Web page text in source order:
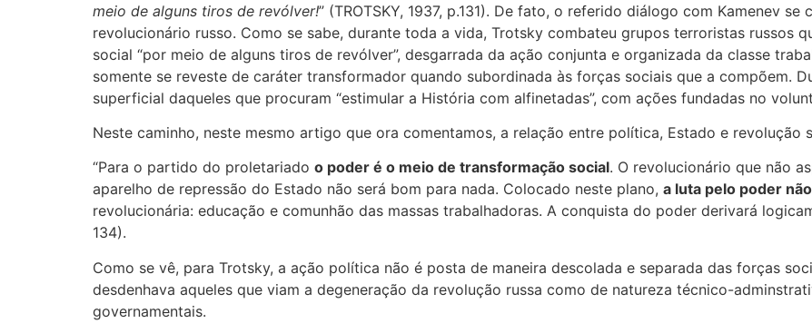
meio de alguns tiros de revólver!” (TROTSKY, 1937, p.131). De fato, o referido diálogo com Kamenev
revolucionário russo. Como se sabe, durante toda a vida, Trotsky combateu grupos terroristas russos
social “por meio de alguns tiros de revólver”, desgarrada da ação conjunta e organizada da classe
somente se reveste de caráter transformador quando subordinada às forças sociais que a compõem.
superficial daqueles que procuram “estimular a História com alfinetadas”, com ações fundadas no
Neste caminho, neste mesmo artigo que ora comentamos, a relação entre política, Estado e revolução
“Para o partido do proletariado o poder é o meio de transformação social. O revolucionário que não
aparelho de repressão do Estado não será bom para nada. Colocado neste plano, a luta pelo poder
revolucionária: educação e comunhão das massas trabalhadoras. A conquista do poder derivará
134).
Como se vê, para Trotsky, a ação política não é posta de maneira descolada e separada das forças
desdenhava aqueles que viam a degeneração da revolução russa como de natureza técnico-
governamentais.